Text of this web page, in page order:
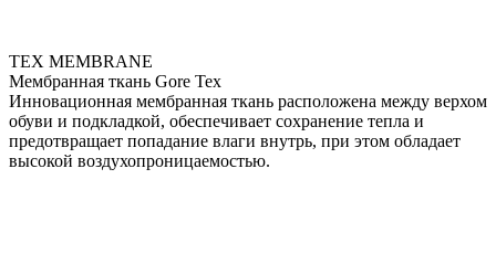
TEX MEMBRANE
Мембранная ткань Gore Tex
Инновационная мембранная ткань расположена между верхом
обуви и подкладкой, обеспечивает сохранение тепла и
предотвращает попадание влаги внутрь, при этом обладает
высокой воздухопроницаемостью.